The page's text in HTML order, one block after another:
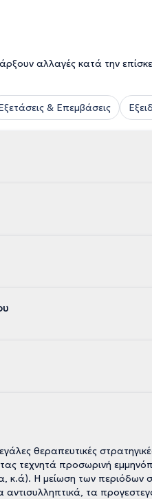
αλλαγές κατά την
& Επεμβάσεις
θεραπευτικές
τεχνητά προσωρινή
κ.ά). Η μείωση των
τα